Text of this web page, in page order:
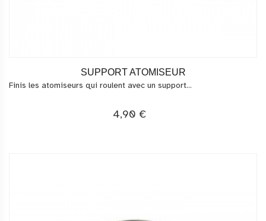
SUPPORT ATOMISEUR
Finis les atomiseurs qui roulent avec un support...
4,90 €